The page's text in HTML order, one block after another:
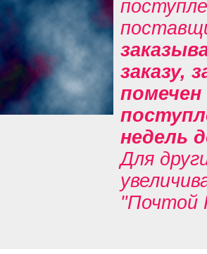
заказу,
помечен
недель
Для
"Почтой